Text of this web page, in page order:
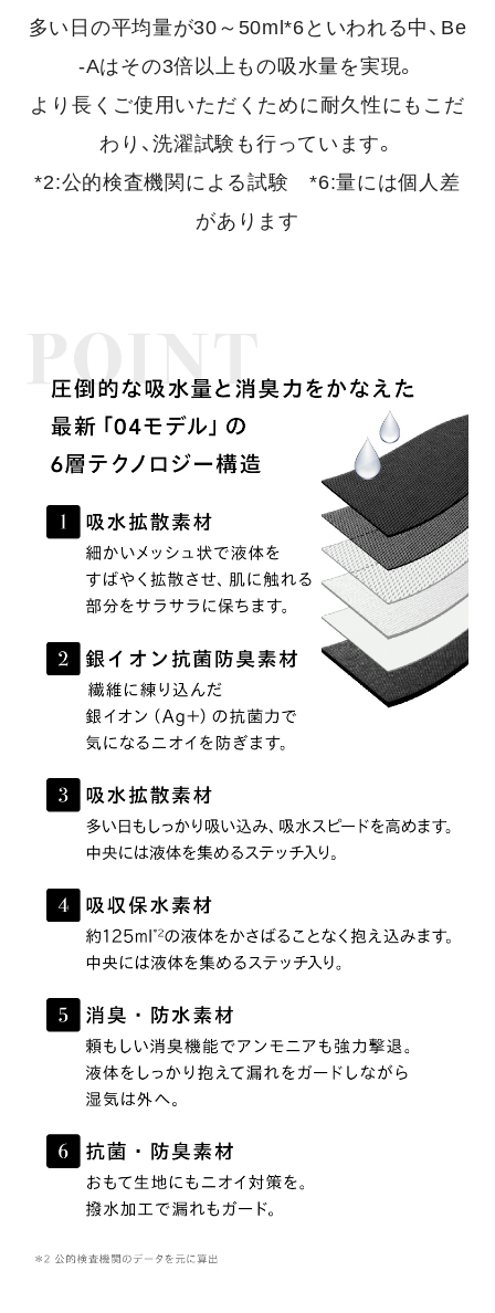
多い日の平均量が30～50ml*6といわれる中、Be
-Aはその3倍以上もの吸水量を実現。
より長くご使用いただくために耐久性にもこだ
わり、洗濯試験も行っています。
*2:公的検査機関による試験 *6:量には個人差
があります